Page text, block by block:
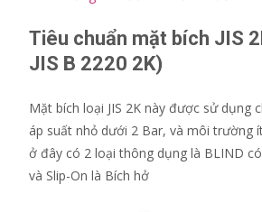
Tiêu chuẩn mặt bích JIS
JIS B 2220 2K)
Mặt bích loại JIS 2K này được sử dụng
áp suất nhỏ dưới 2 Bar, và môi trường
ở đây có 2 loại thông dụng là BLIND
và Slip-On là Bích hở